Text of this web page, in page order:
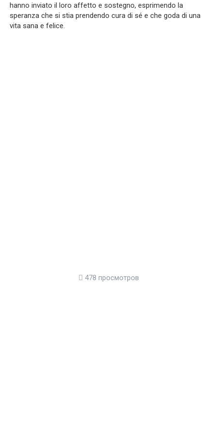
hanno inviato il loro affetto e sostegno, esprimendo la
speranza che si stia prendendo cura di sé e che goda di una
vita sana e felice.
478 просмотров